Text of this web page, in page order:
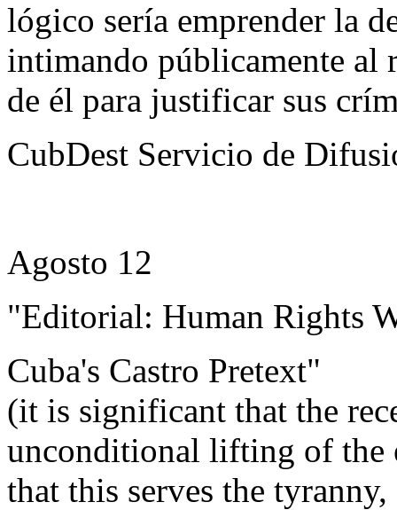
lógico sería emprender la
intimando públicamente al
de él para justificar sus
CubDest Servicio de
Agosto 12
"Editorial: Human Rights
Cuba's Castro Pretext"
(it is significant that the
unconditional lifting of the
that this serves the